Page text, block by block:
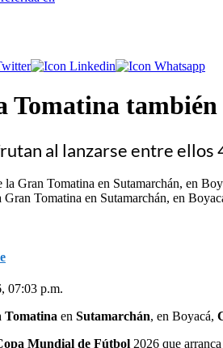
Tomatina
al lanzarse entre ellos
Tomatina en Sutamarchán, en
07:03 p.m.
Tomatina en Sutamarchán, en Boyacá,
Mundial de Fútbol 2026 que